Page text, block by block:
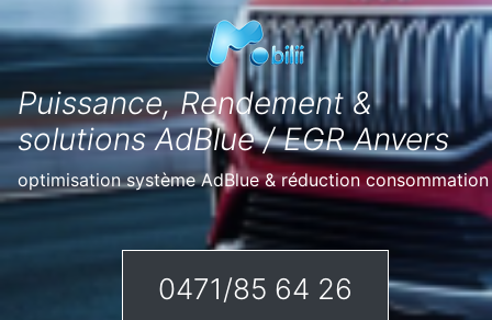
Puissance, Rendement &
solutions AdBlue / EGR Anvers
optimisation système AdBlue & réduction consommation
0471/85 64 26